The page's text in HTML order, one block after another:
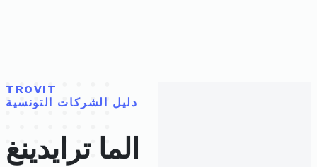
TROVIT
دليل الشركات التونسية
الما ترايدينغ